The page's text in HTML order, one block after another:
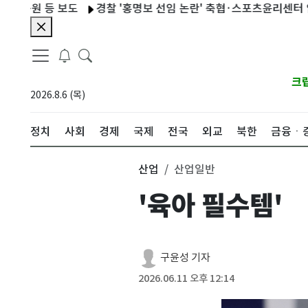
경찰 '홍명보 선임 논란' 축협·스포츠윤리센터 압색(종합
2026.8.6 (목)
크
정치 사회 경제 국제 전국 외교 북한 금융ㆍ
산업 산업일반
'육아 필수템'
구윤성 기자
2026.06.11 오후 12:14